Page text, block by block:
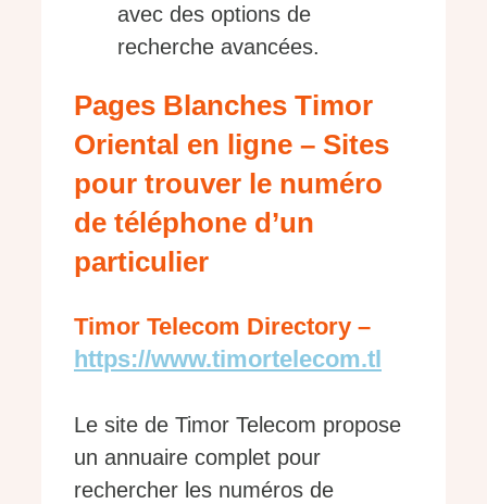
avec des options de
recherche avancées.
Pages Blanches Timor
Oriental en ligne – Sites
pour trouver le numéro
de téléphone d’un
particulier
Timor Telecom Directory –
https://www.timortelecom.tl
Le site de Timor Telecom propose
un annuaire complet pour
rechercher les numéros de